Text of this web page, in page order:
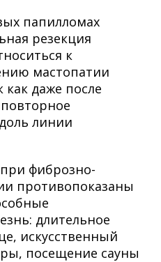
папилломах
резекция
к
мастопатии
как даже после
линии
фиброзно-
противопоказаны
длительное
искусственный
посещение сауны